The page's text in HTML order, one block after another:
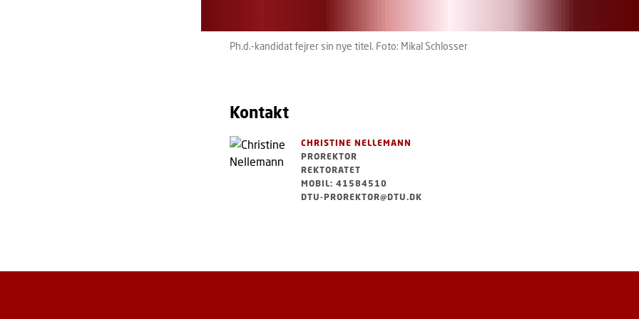
Ph.d.-kandidat fejrer sin nye titel. Foto: Mikal Schlosser
Kontakt
CHRISTINE NELLEMANN
PROREKTOR
REKTORATET
MOBIL: 41584510
DTU-PROREKTOR@DTU.DK